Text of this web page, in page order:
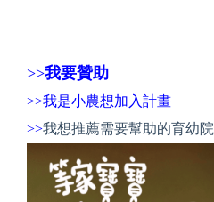
>>我要贊助
>>我是小農想加入計畫
>>我想推薦需要幫助的育幼院